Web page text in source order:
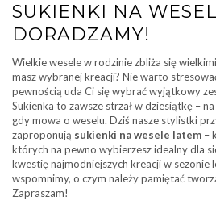
SUKIENKI NA
DORADZAMY!
Wielkie wesele w rodzinie zbliża się
masz wybranej kreacji? Nie warto
pewnością uda Ci się wybrać wyjątkowy
Sukienka to zawsze strzał w dziesiątkę –
gdy mowa o weselu. Dziś nasze stylistki
zaproponują sukienki na wesele latem –
których na pewno wybierzesz idealny dla
kwestię najmodniejszych kreacji w sezonie
wspomnimy, o czym należy pamiętać
Zapraszam!